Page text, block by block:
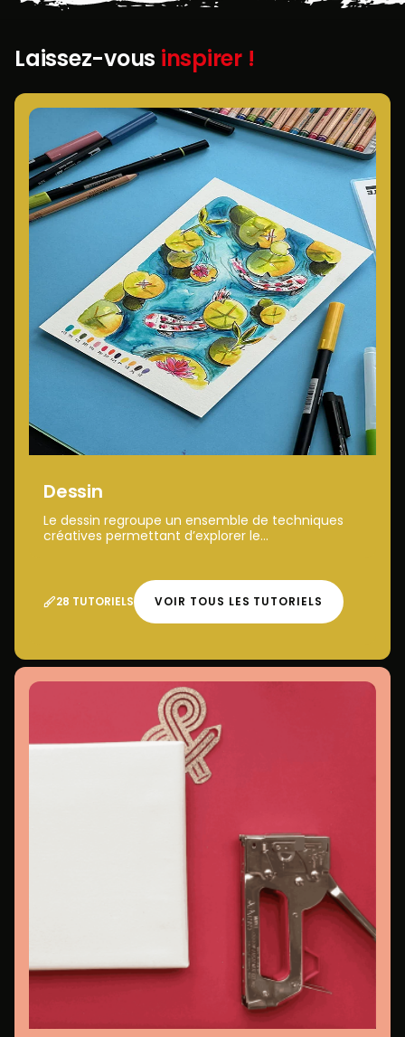
Laissez-vous inspirer !
Dessin
Le dessin regroupe un ensemble de techniques
créatives permettant d’explorer le...
28 TUTORIELS VOIR TOUS LES TUTORIELS